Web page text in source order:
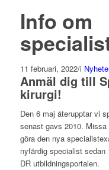
Info om
11 februari, 2022/i
Anmäl dig till
kirurgi!
Den 6 maj återupptar vi
senast gavs 2010.
göra den nya
nyfärdig specialist sedan
DR utbildningsportalen.